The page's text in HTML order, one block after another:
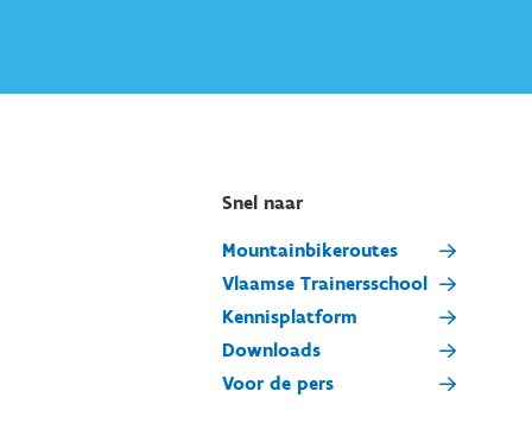
Snel naar
Mountainbikeroutes
Vlaamse Trainersschool
Kennisplatform
Downloads
Voor de pers